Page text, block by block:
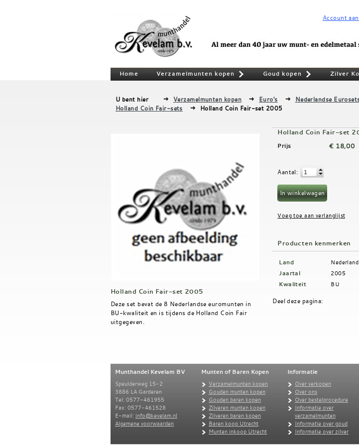
Account
Home Verzamelmunten kopen Goud kopen Zilver
U bent hier Verzamelmunten kopen Euro's
Nederlandse
Holland Coin Fair-sets
Holland Coin Fair-set 2005
Holland Coin Fair-set 2005
Deze set bevat de 8 Nederlandse euromunten in
BU-kwaliteit en is tijdens de Holland Coin Fair
uitgegeven.
Holland Coin Fair-set
Prijs € 18,00
Aantal:
Producten kenmerken
Land Nederland
Jaartal 2005
Kwaliteit BU
Deel deze pagina:
Munthandel Kevelam BV
Speulderweg 15-2
3886 LA Garderen
Tel: 0577-461955
Fax: 0577-461528
E-mail: info@kevelam.nl
Algemene voorwaarden
Munten of Baren Kopen
Verzamelmunten kopen
Gouden munten kopen
Gouden baren kopen
Zilveren munten kopen
Zilveren baren kopen
Baren koop Utrecht
Munten inkoop Utrecht
Informatie
Over verkopen
Over ons
Over bestelprocedure
Informatie over
verzamelmunten
Informatie over goud
Informatie over zilver